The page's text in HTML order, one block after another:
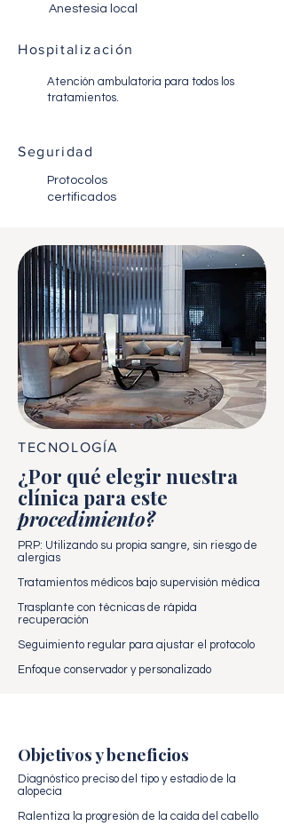
Anestesia local
Hospitalización
Atención ambulatoria para todos los
tratamientos.
Seguridad
Protocolos
certificados
TECNOLOGÍA
¿Por qué elegir nuestra
clínica para este
procedimiento?
PRP: Utilizando su propia sangre, sin riesgo de
alergias
Tratamientos médicos bajo supervisión médica
Trasplante con técnicas de rápida
recuperación
Seguimiento regular para ajustar el protocolo
Enfoque conservador y personalizado
Objetivos y beneficios
Diagnóstico preciso del tipo y estadio de la
alopecia
Ralentiza la progresión de la caída del cabello